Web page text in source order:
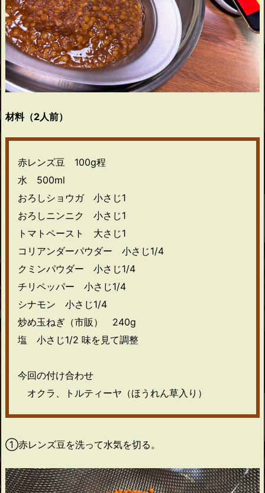
材料（2人前）
赤レンズ豆 100g程
水 500ml
おろしショウガ 小さじ1
おろしニンニク 小さじ1
トマトペースト 大さじ1
コリアンダーパウダー 小さじ1/4
クミンパウダー 小さじ1/4
チリペッパー 小さじ1/4
シナモン 小さじ1/4
炒め玉ねぎ（市販） 240g
塩 小さじ1/2 味を見て調整
今回の付け合わせ
オクラ、トルティーヤ（ほうれん草入り）
①赤レンズ豆を洗って水気を切る。